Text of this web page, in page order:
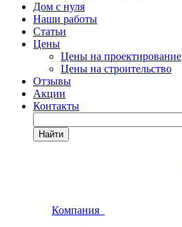
Дом с нуля
Наши работы
Статьи
Цены
Цены на проектирование
Цены на строительство
Отзывы
Акции
Контакты
Найти
Компания